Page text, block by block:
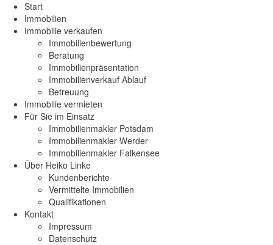
Start
Immobilien
Immobilie verkaufen
Immobilienbewertung
Beratung
Immobilienpräsentation
Immobilienverkauf Ablauf
Betreuung
Immobilie vermieten
Für Sie im Einsatz
Immobilienmakler Potsdam
Immobilienmakler Werder
Immobilienmakler Falkensee
Über Heiko Linke
Kundenberichte
Vermittelte Immobilien
Qualifikationen
Kontakt
Impressum
Datenschutz